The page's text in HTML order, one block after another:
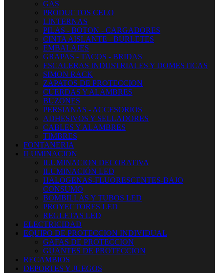
GAS
PRODUCTOS CELO
LINTERNAS
PILAS - BOTON - CARGADORES
CINTA AISLANTE - BURLETES
EMBALAJES
GRAPAS - TACOS - BRIDAS
ESCALERAS INDUSTRIALES Y DOMESTICAS
SIMON RACK
ZAPATOS DE PROTECCION
CUERDAS Y ALAMBRES
BUZONES
PERSIANAS - ACCESORIOS
ADHESIVOS Y SELLADORES
CABLES Y ALAMBRES
TIMBRES
FONTANERIA
ILUMINACION
ILUMINACION DECORATIVA
ILUMINACIÓN LED
HALOGENAS-FLUORESCENTES-BAJO
CONSUMO
BOMBILLAS Y TUBOS LED
PROYECTORES LED
REGLETAS LED
ELECTRICIDAD
EQUIPO DE PROTECCION INDIVIDUAL
GAFAS DE PROTECCION
GUANTES DE PROTECCION
RECAMBIOS
DEPORTES Y JUEGOS